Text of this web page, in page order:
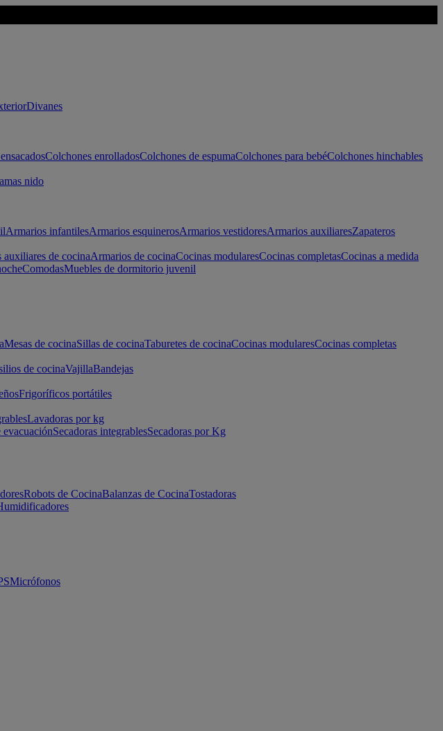
Divanes
Colchones enrolladosColchones de espumaColchones para bebéColchones hinchables
nido
Armarios infantilesArmarios esquinerosArmarios vestidoresArmarios auxiliaresZapateros
auxiliares de cocinaArmarios de cocinaCocinas modularesCocinas completasCocinas a medida
ComodasMuebles de dormitorio juvenil
Mesas de cocinaSillas de cocinaTaburetes de cocinaCocinas modularesCocinas completas
de cocinaVajillaBandejas
Frigoríficos portátiles
Lavadoras por kg
evacuaciónSecadoras integrablesSecadoras por Kg
Robots de CocinaBalanzas de CocinaTostadoras
Micrófonos